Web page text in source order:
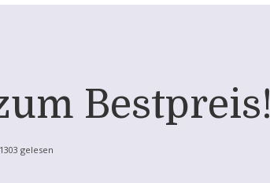
Bestpreis!
1303 gelesen